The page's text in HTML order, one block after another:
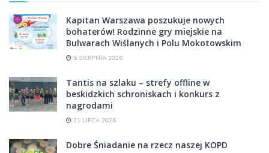
Kapitan Warszawa poszukuje nowych
bohaterów! Rodzinne gry miejskie na
Bulwarach Wiślanych i Polu Mokotowskim
5 SIERPNIA 2026
Tantis na szlaku – strefy offline w
beskidzkich schroniskach i konkurs z
nagrodami
21 LIPCA 2026
Dobre Śniadanie na rzecz naszej KOPD